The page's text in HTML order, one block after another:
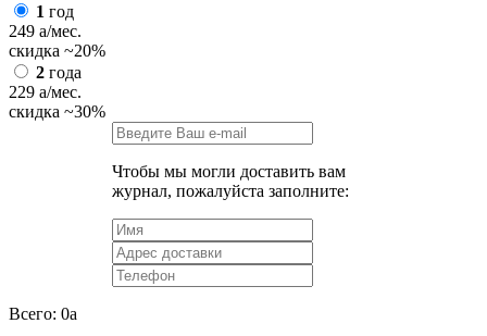
1 год
249 a/мес.
скидка ~20%
2 года
229 a/мес.
скидка ~30%
Чтобы мы могли доставить вам
журнал, пожалуйста заполните:
Всего: 0a